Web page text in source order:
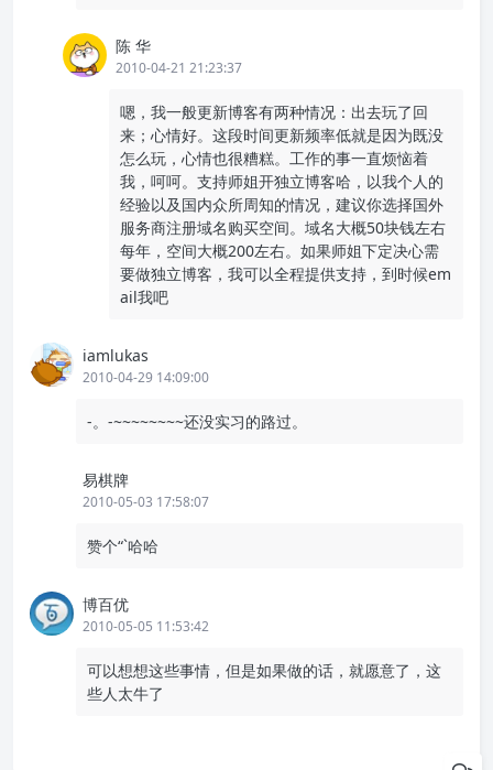
陈 华
2010-04-21 21:23:37
嗯，我一般更新博客有两种情况：出去玩了回
来；心情好。这段时间更新频率低就是因为既没
怎么玩，心情也很糟糕。工作的事一直烦恼着
我，呵呵。支持师姐开独立博客哈，以我个人的
经验以及国内众所周知的情况，建议你选择国外
服务商注册域名购买空间。域名大概50块钱左右
每年，空间大概200左右。如果师姐下定决心需
要做独立博客，我可以全程提供支持，到时候em
ail我吧
iamlukas
2010-04-29 14:09:00
-。-~~~~~~~~还没实习的路过。
易棋牌
2010-05-03 17:58:07
赞个“`哈哈
博百优
2010-05-05 11:53:42
可以想想这些事情，但是如果做的话，就愿意了，这
些人太牛了